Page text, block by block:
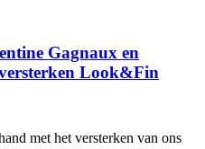
Gagnaux en
Look&Fin
met het versterken van ons